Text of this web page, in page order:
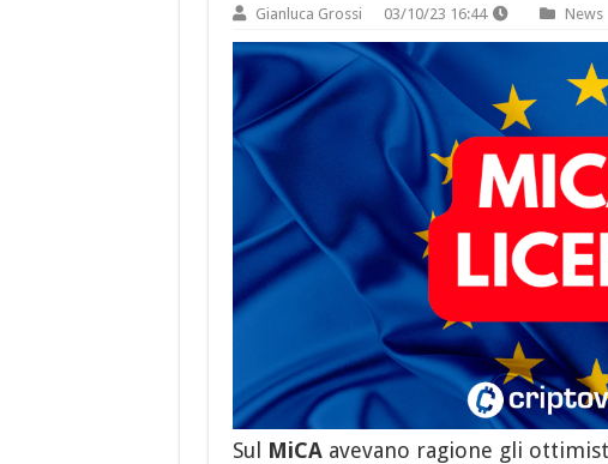
Gianluca Grossi 03/10/23 16:44 News
Sul MiCAavevano ragione gli